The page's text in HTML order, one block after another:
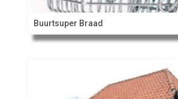
Buurtsuper Braad